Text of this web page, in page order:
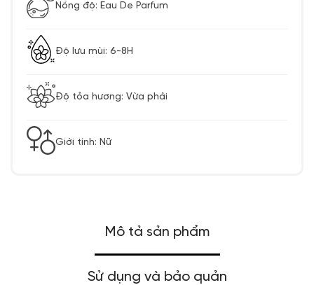
Nồng độ: Eau De Parfum
Độ lưu mùi: 6-8H
Độ tỏa hương: Vừa phải
Giới tính: Nữ
Mô tả sản phẩm
Sử dụng và bảo quản